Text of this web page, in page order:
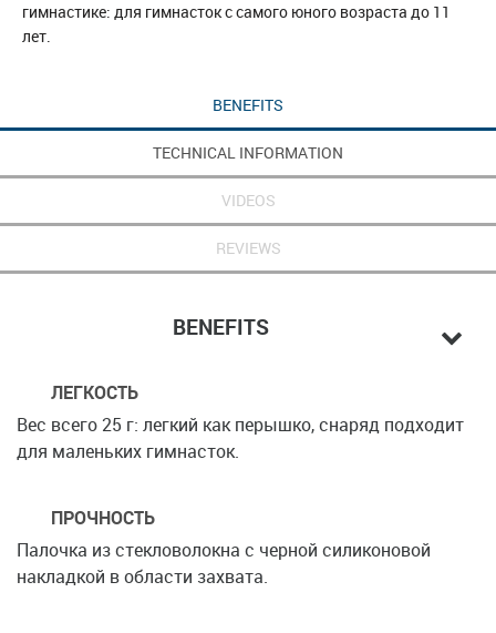
гимнастике: для гимнасток с самого юного возраста до 11
лет.
BENEFITS
TECHNICAL INFORMATION
VIDEOS
REVIEWS
BENEFITS
ЛЕГКОСТЬ
Вес всего 25 г: легкий как перышко, снаряд подходит
для маленьких гимнасток.
ПРОЧНОСТЬ
Палочка из стекловолокна с черной силиконовой
накладкой в области захвата.